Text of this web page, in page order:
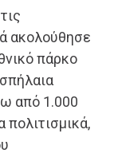
ακολούθησε
πάρκο
από 1.000
πολιτισμικά,